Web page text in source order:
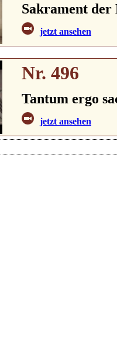
Sakrament der
jetzt ansehen
Nr. 496
Tantum ergo
jetzt ansehen